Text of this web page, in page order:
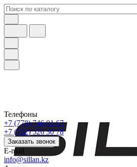
Телефоны
+7 (778) 746 01 67
+7 (702) 526 30 78
Заказать звонок
E-mail
info@sillan.kz